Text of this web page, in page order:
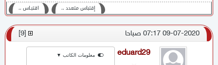
اقتبـاس ،، إقتباس متعدد ،،
09-07-2020 07:17 صباحا [
9
eduard29 معلومات الكاتب ▼